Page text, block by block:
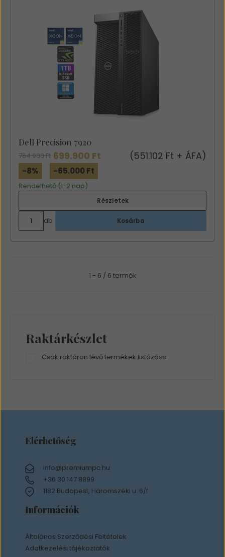
Dell Precision 7920
764.900 Ft 699.900 Ft (551.102 Ft + ÁFA)
-8% -65.000 Ft
Rendelhető (1-2 nap)
Részletek
db Kosárba
1 - 6 / 6 termék
Raktárkészlet
Csak raktáron lévő termékek listázása
Elérhetőség
info@premiumpc.hu
+36 30 147 8899
1182 Budapest, Háromszéki u. 6/f
Információk
Általános Szerződési Feltételek
Adatkezelési tájékoztatók